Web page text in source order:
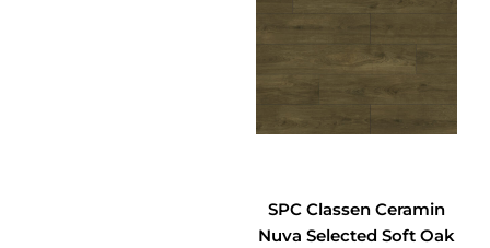
SPC Classen Ceramin
Nuva Selected Soft Oak